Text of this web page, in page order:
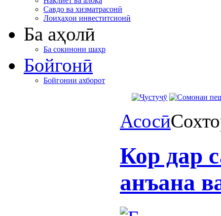
Савдо ва хизматрасонӣ
Лоиҳаҳои инвеститсионӣ
Ба аҳолӣ
Ба сокинони шаҳр
Бойгонӣ
Бойгонии ахборот
Асосӣ
Кор дар
анъана